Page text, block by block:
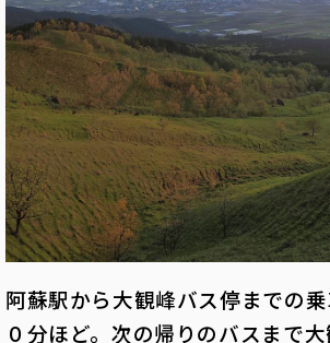
阿蘇駅から大観峰バス停までの
０分ほど。次の帰りのバスまで